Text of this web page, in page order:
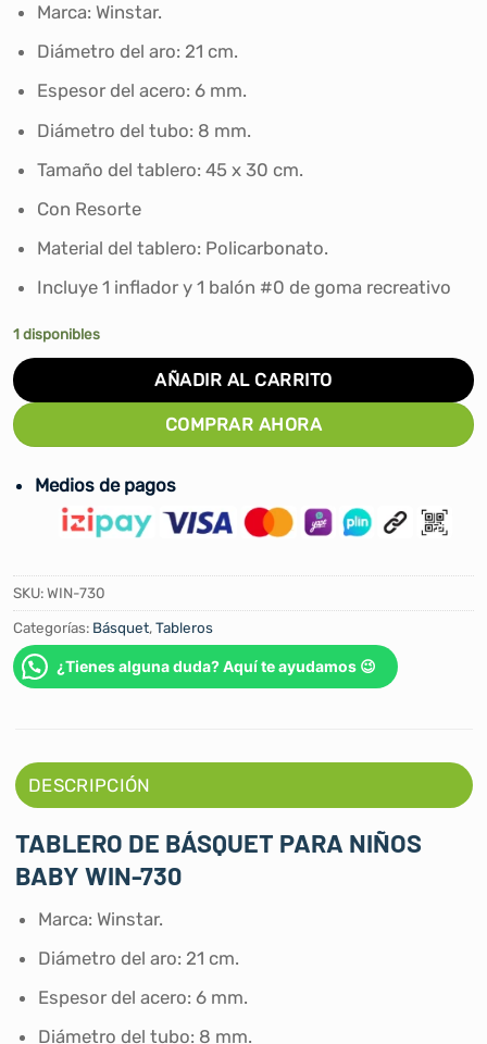
original
era:
S/94.00.
es:
Marca: Winstar.
Diámetro del aro: 21 cm.
Espesor del acero: 6 mm.
Diámetro del tubo: 8 mm.
Tamaño del tablero: 45 x 30 cm.
Con Resorte
Material del tablero: Policarbonato.
Incluye 1 inflador y 1 balón #0 de goma recreativo
1 disponibles
AÑADIR AL CARRITO
COMPRAR AHORA
Medios de pagos
SKU:WIN-730
Categorías: Básquet,Tableros
¿Tienes alguna duda? Aquí te ayudamos 😉
DESCRIPCIÓN
TABLERO DE BÁSQUET PARA NIÑOS
BABY WIN-730
Marca: Winstar.
Diámetro del aro: 21 cm.
Espesor del acero: 6 mm.
Diámetro del tubo: 8 mm.